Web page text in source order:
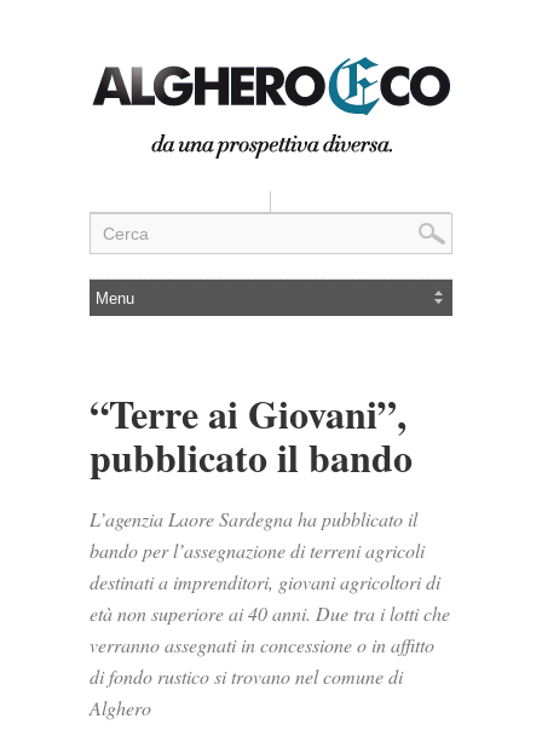
“Terre ai Giovani”,
pubblicato il bando
L’agenzia Laore Sardegna ha pubblicato il
bando per l’assegnazione di terreni agricoli
destinati a imprenditori, giovani agricoltori di
età non superiore ai 40 anni. Due tra i lotti che
verranno assegnati in concessione o in affitto
di fondo rustico si trovano nel comune di
Alghero